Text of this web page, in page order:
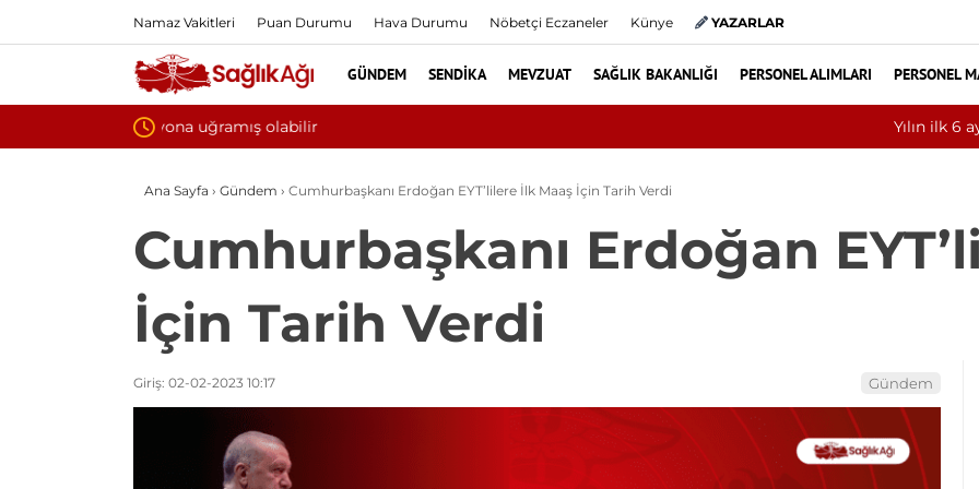
Namaz Vakitleri Puan Durumu Hava Durumu Nöbetçi Eczaneler Künye YAZARLAR
GÜNDEM SENDIKA MEVZUAT SAĞLIK BAKANLIĞI PERSONEL ALIMLARI PERSONEL
Yılın ilk 6 ayında 10 bini aşkın hasta hiperbarik oksijen tedavisinden yararlandı
Ana Sayfa › Gündem › Cumhurbaşkanı Erdoğan EYT’lilere İlk Maaş İçin Tarih Verdi
Cumhurbaşkanı Erdoğan
İçin Tarih Verdi
Giriş: 02-02-2023 10:17 Gündem